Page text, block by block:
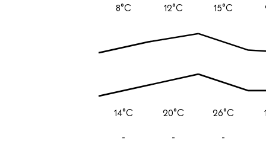
8°C
14°C
-
12°C
20°C
-
15°C
26°C
-